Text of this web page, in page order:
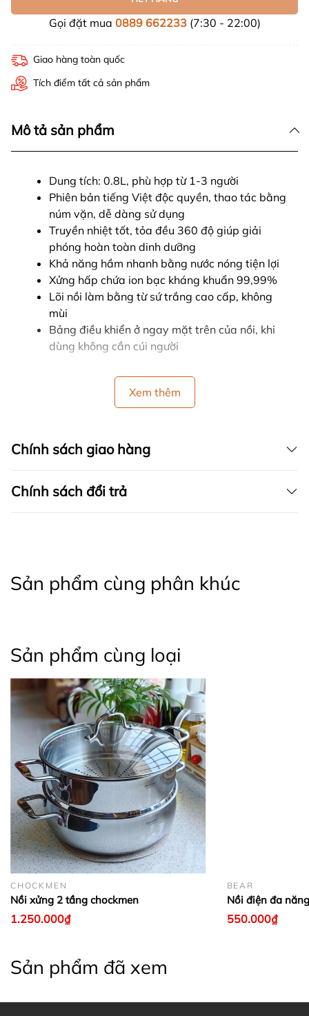
Gọi đặt mua 0889 662233(7:30 - 22:00)
Giao hàng toàn quốc
Tích điểm tất cả sản phẩm
Mô tả sản phẩm
Dung tích: 0.8L, phù hợp từ 1-3 người
Phiên bản tiếng Việt độc quyền, thao tác bằng
núm vặn, dễ dàng sử dụng
Truyền nhiệt tốt, tỏa đều 360 độ giúp giải
phóng hoàn toàn dinh dưỡng
Khả năng hầm nhanh bằng nước nóng tiện lợi
Xửng hấp chứa ion bạc kháng khuẩn 99,99%
Lõi nồi làm bằng từ sứ trắng cao cấp, không
mùi
Bảng điều khiển ở ngay mặt trên của nồi, khi
dùng không cần cúi người
Xem thêm
Chính sách giao hàng
Chính sách đổi trả
Sản phẩm cùng phân khúc
Sản phẩm cùng loại
CHOCKMEN
Nồi xửng 2 tầng chockmen
1.250.000₫
BEAR
Nồi điện đa
550.000₫
Sản phẩm đã xem